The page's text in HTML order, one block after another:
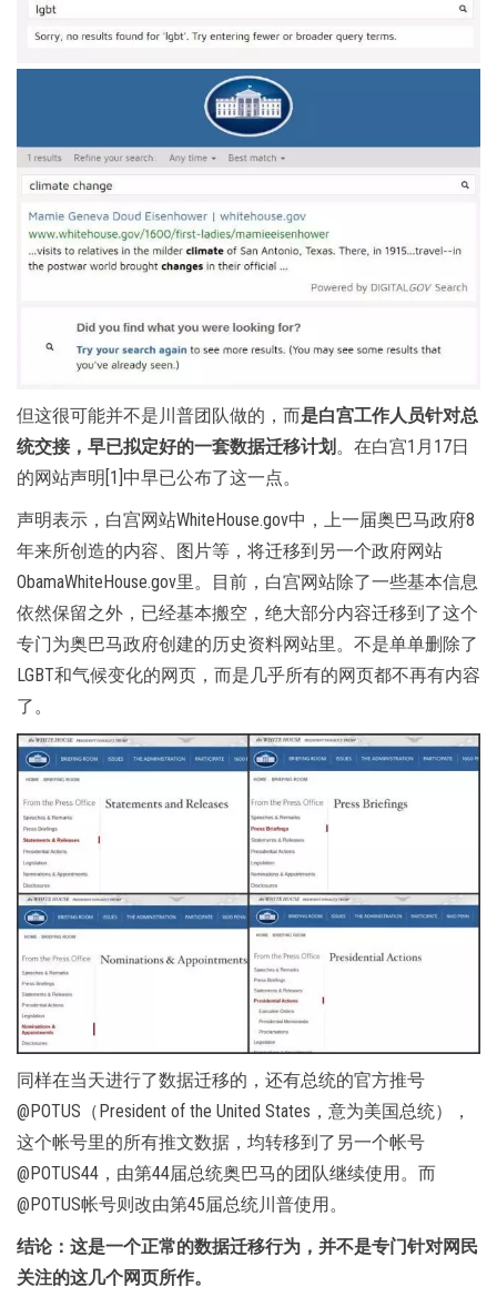
但这很可能并不是川普团队做的，而是白宫工作人员针对总
统交接，早已拟定好的一套数据迁移计划 。在白宫1月17日
的网站声明[1]中早已公布了这一点。
声明表示，白宫网站WhiteHouse.gov中，上一届奥巴马政府8
年来所创造的内容、图片等，将迁移到另一个政府网站
ObamaWhiteHouse.gov里。目前，白宫网站除了一些基本信息
依然保留之外，已经基本搬空，绝大部分内容迁移到了这个
专门为奥巴马政府创建的历史资料网站里。不是单单删除了
LGBT和气候变化的网页，而是几乎所有的网页都不再有内容
了。
同样在当天进行了数据迁移的，还有总统的官方推号
@POTUS（President of the United States，意为美国总统），
这个帐号里的所有推文数据，均转移到了另一个帐号
@POTUS44，由第44届总统奥巴马的团队继续使用。而
@POTUS帐号则改由第45届总统川普使用。
结论：这是一个正常的数据迁移行为，并不是专门针对网民
关注的这几个网页所作。